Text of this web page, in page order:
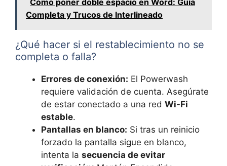
Cómo poner doble espacio en Word: Guía
Completa y Trucos de Interlineado
¿Qué hacer si el restablecimiento no se
completa o falla?
Errores de conexión: El Powerwash
requiere validación de cuenta. Asegúrate
de estar conectado a una red Wi-Fi
estable.
Pantallas en blanco: Si tras un reinicio
forzado la pantalla sigue en blanco,
intenta la secuencia de evitar